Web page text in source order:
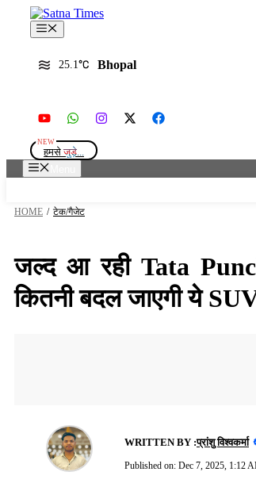
content
Menu
25.1 Bhopal
हमसे जुड़े...
HOME / टेक/गैजेट
जल्द आ रही Tata
कितनी बदल जाएगी ये
WRITTEN BY :प्रांशु विश्वकर्मा
Published on: Dec 7, 2025, 1:12